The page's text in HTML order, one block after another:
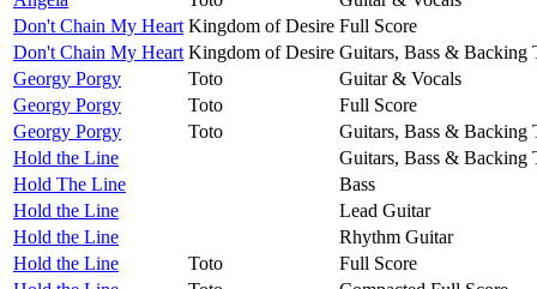
Don't Chain My Heart Kingdom of Desire Full Score
Don't Chain My Heart Kingdom of Desire Guitars, Bass & Backing
Georgy Porgy
Toto
Guitar & Vocals
Georgy Porgy
Toto
Full Score
Georgy Porgy
Toto
Guitars, Bass & Backing
Hold the Line
Guitars, Bass & Backing
Hold The Line
Bass
Hold the Line
Lead Guitar
Hold the Line
Rhythm Guitar
Hold the Line
Toto
Full Score